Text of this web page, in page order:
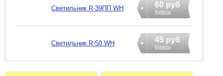
Светильник R-39ПП WH 60 руб
Купить
Светильник R-50 WH 45 руб
Купить